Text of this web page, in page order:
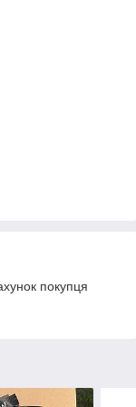
покупця